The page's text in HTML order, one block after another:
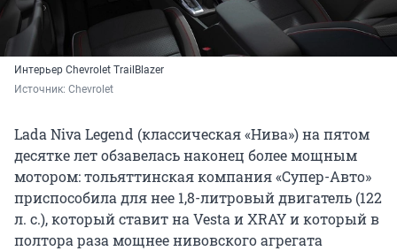
Интерьер Chevrolet TrailBlazer
Источник: Chevrolet
Lada Niva Legend (классическая «Нива») на пятом
десятке лет обзавелась наконец более мощным
мотором: тольяттинская компания «Супер-Авто»
приспособила для нее 1,8-литровый двигатель (122
л. с.), который ставит на Vesta и XRAY и который в
полтора раза мощнее нивовского агрегата